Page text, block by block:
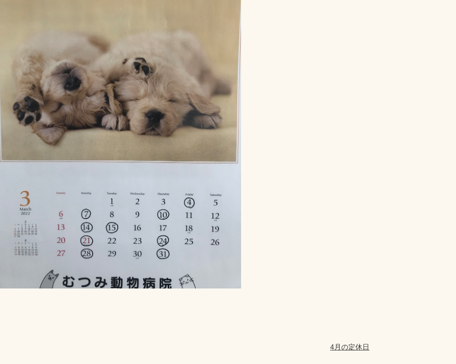
4月の定休日